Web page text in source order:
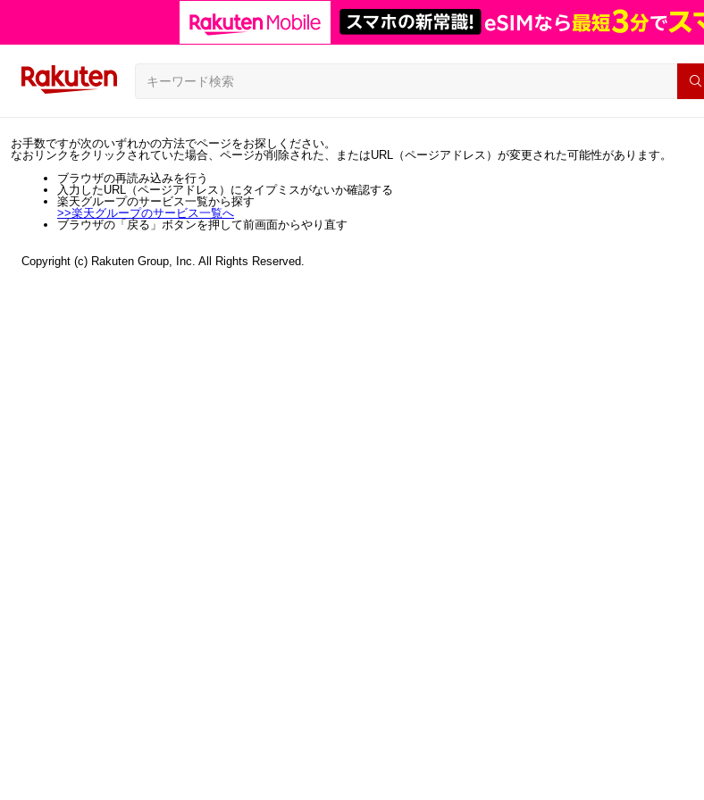
お手数ですが次のいずれかの方法でページをお探しください。
なおリンクをクリックされていた場合、ページが削除された、またはURL（ページアドレス）が変更された可能性があります。
ブラウザの再読み込みを行う
入力したURL（ページアドレス）にタイプミスがないか確認する
楽天グループのサービス一覧から探す
>>楽天グループのサービス一覧へ
ブラウザの「戻る」ボタンを押して前画面からやり直す
Copyright (c) Rakuten Group, Inc. All Rights Reserved.